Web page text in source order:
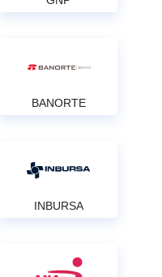
BANORTE
INBURSA